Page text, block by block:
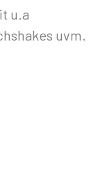
u.a
uvm.